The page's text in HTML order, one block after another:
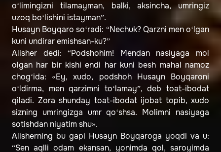
o‘limingizni tilamayman, balki, aksincha, umringiz
uzoq bo‘lishini istayman”.
Husayn Boyqaro so‘radi: “Nechuk? Qarzni men o‘lgan
kuni undirar emishsan-ku?”
Alisher dedi: “Podshohim! Mendan nasiyaga mol
olgan har bir kishi endi har kuni besh mahal namoz
chog‘ida: «Ey, xudo, podshoh Husayn Boyqaroni
o‘ldirma, men qarzimni to‘lamay”, deb toat-ibodat
qiladi. Zora shunday toat-ibodat ijobat topib, xudo
sizning umringizga umr qo‘shsa. Molimni nasiyaga
sotishdan niyatim shu».
Alisherning bu gapi Husayn Boyqaroga yoqdi va u:
“Sen aqlli odam ekansan, yonimda qol, saroyimda